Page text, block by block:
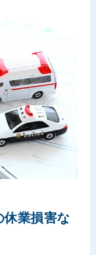
休業損害な